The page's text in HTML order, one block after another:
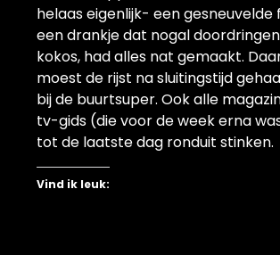
helaas eigenlijk- een gesneuvelde
een drankje dat nogal
kokos, had alles nat gemaakt.
moest de rijst na sluitingstijd
bij de buurtsuper. Ook alle
tv-gids (die voor de week erna
tot de laatste dag ronduit stinken.
Vind ik leuk: